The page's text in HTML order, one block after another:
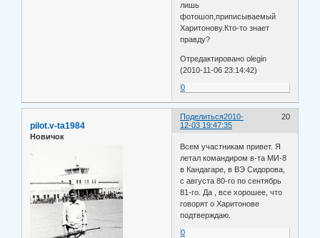
лишь
фотошоп,приписываемый
Харитонову.Кто-то знает
правду?
Отредактировано olegin
(2010-11-06 23:14:42)
0
Поделиться 20
2010-
12-03 19:47:35
pilot.v-ta1984
Новичок
Всем участникам привет. Я
летал командиром в-та МИ-8
в Кандагаре, в ВЭ Сидорова,
с августа 80-го по сентябрь
81-го. Да , все хорошее, что
говорят о Харитонове
подтверждаю.
0